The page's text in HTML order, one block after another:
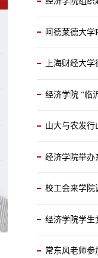
阿德莱德大学
上海财经大
经济学院 “临
山大与农发行
经济学院举办
校工会来学院
经济学院学生
常东风老师参